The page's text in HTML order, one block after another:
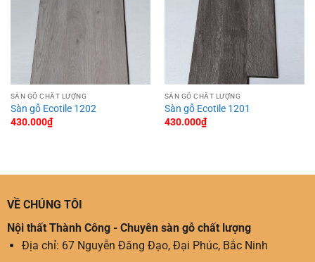
SÀN GỖ CHẤT LƯỢNG
Sàn gỗ Ecotile 1202
430.000₫
SÀN GỖ CHẤT LƯỢNG
Sàn gỗ Ecotile 1201
430.000₫
VỀ CHÚNG TÔI
Nội thất Thành Công - Chuyên sàn gỗ chất lượng
Địa chỉ: 67 Nguyễn Đăng Đạo, Đại Phúc, Bắc Ninh